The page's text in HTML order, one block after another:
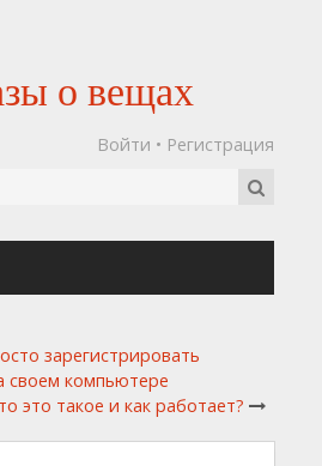
о вещах
Войти • Регистрация
зарегистрировать
своем компьютере
это такое и как работает?